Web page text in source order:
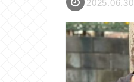
2025.06.30